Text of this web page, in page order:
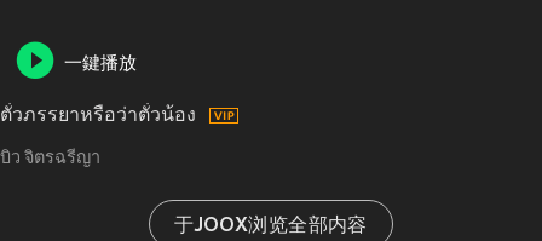
一鍵播放
ตั๋วภรรยาหรือว่าตั๋วน้อง
บิว จิตรฉรีญา
于JOOX浏览全部内容